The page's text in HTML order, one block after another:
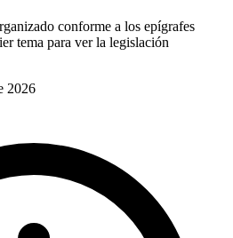
conforme a los epígrafes
tema para ver la legislación
2026